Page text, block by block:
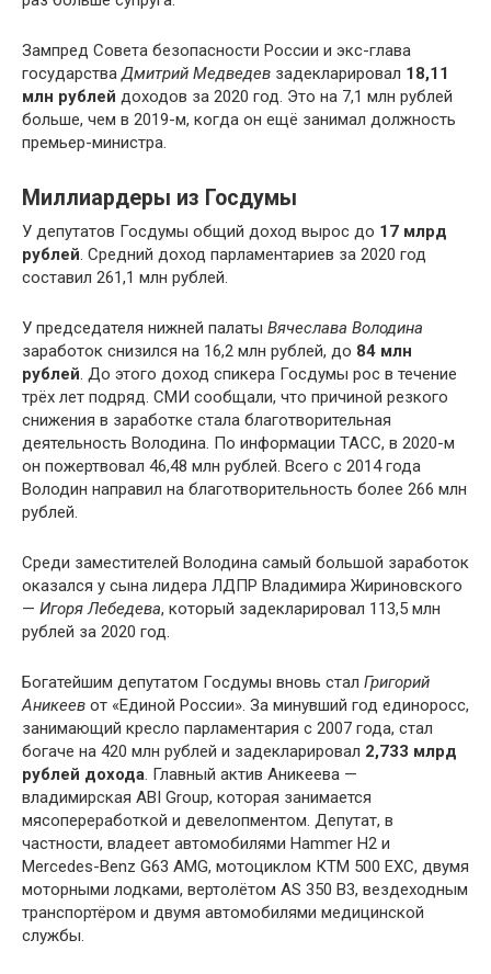
Зампред Совета безопасности России и экс-глава
государстваДмитрий Медведев задекларировал 18,11
млн рублей доходов за 2020 год. Это на 7,1 млн рублей
больше, чем в 2019-м, когда он ещё занимал должность
премьер-министра.
Миллиардеры из Госдумы
У депутатов Госдумы общий доход вырос до 17 млрд
рублей. Средний доход парламентариев за 2020 год
составил 261,1 млн рублей.
У председателя нижней палаты Вячеслава Володина
заработок снизился на 16,2 млн рублей, до 84 млн
рублей. До этого доход спикера Госдумы рос в течение
трёх лет подряд. СМИ сообщали, что причиной резкого
снижения в заработке стала благотворительная
деятельность Володина. По информации ТАСС, в 2020-м
он пожертвовал 46,48 млн рублей. Всего с 2014 года
Володин направил на благотворительность более 266 млн
рублей.
Среди заместителей Володина самый большой заработок
оказался у сына лидера ЛДПР Владимира Жириновского
— Игоря Лебедева, который задекларировал 113,5 млн
рублей за 2020 год.
Богатейшим депутатом Госдумы вновь стал Григорий
Аникеев от «Единой России». За минувший год единоросс,
занимающий кресло парламентария с 2007 года, стал
богаче на 420 млн рублей и задекларировал 2,733 млрд
рублей дохода. Главный актив Аникеева —
владимирская ABI Group, которая занимается
мясопереработкой и девелопментом. Депутат, в
частности, владеет автомобилями Hammer H2 и
Mercedes-Benz G63 AMG, мотоциклом КТМ 500 ЕХС, двумя
моторными лодками, вертолётом AS 350 В3, вездеходным
транспортёром и двумя автомобилями медицинской
службы.